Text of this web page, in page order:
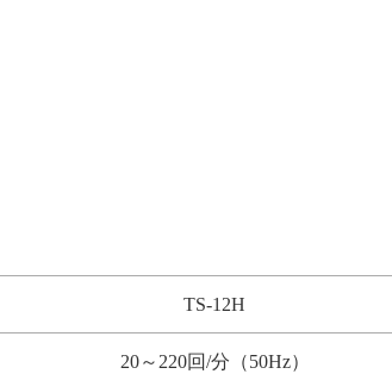
TS-12H
20～220回/分（50Hz）